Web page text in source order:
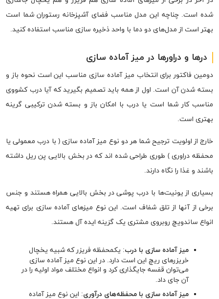
شده است. چناچه این مدل مناسب فضای آشپزخانه رستوران شما است
بهتر است از مدل‌های دو دما با واحد ذخیره سازی مناسب استفاده کنید.
درها و دراورها در میز آماده سازی
دومین فاکتور برای انتخاب میز آماده سازی مناسب این است نحوه باز و
بسته شدن آن است. اول از همه باید تصمیم بگیرید که آیا درب کشووی
مناسب کار شما است یا درب با امکان باز و بسته شدن ترکیبی گرینه
بهتری است.
خارج از اولویت ترجیح شما هر دو نوع میز آماده سازی ( با درب معمولی یا
محفظه دراوری ) طوری طراحی شده اند که در بخش بالایی پن ریل داشته
باشند و غذا را نگاه دارند.
بسیاری از یونیت‌ها با درب پوشی در بخش بالایی همراه هستند و جنس
برخی از آنها از تلق شفاف است. این نوع میزهای آماده سازی برای تهیه
انواع ساندویچ روبروی مشتری یک گزینه ایده آل هستند.
میز آماده سازی با درب: یکمحفظه فریزر که شبیه یخچال
خریزرهای ریچ این است دارد. در این نوع میز آماده سازی
می‌توان قفسه جایگذاری کرد و انواع مختلف مواد اولیه را در
آن جای داد.
میز آماده سازی با محفظه‌های درآوری: این نوع میز آماده